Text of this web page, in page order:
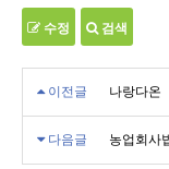
수정 검색
이전글 나랑다온
다음글 농업회사